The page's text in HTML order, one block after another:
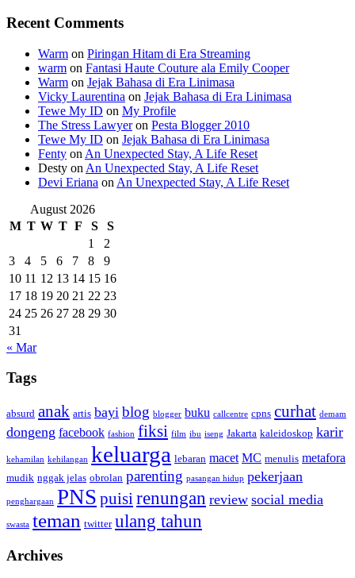
Recent Comments
Warm on Piringan Hitam di Era Streaming
warm on Fantasi Haute Couture ala Emily Cooper
Warm on Jejak Bahasa di Era Linimasa
Vicky Laurentina on Jejak Bahasa di Era Linimasa
Tewe My ID on My Profile
The Stress Lawyeron Pesta Blogger 2010
Tewe My ID on Jejak Bahasa di Era Linimasa
Fenty on An Unexpected Stay, A Life Reset
Desty on An Unexpected Stay, A Life Reset
Devi Eriana on An Unexpected Stay, A Life Reset
August 2026
M T W T F S
S
1
2
3
4 5 6 7 8
9
10 11 12 13 14 15 16
17 18 19 20 21 22 23
24 25 26 27 28 29 30
31
« Mar
Tags
absurd anak artis bayi blog blogger buku callcentre cpns curhat demam
dongeng facebook fashion fiksi film ibu iseng Jakarta kaleidoskop karir
kehamilan kehilangan keluarga lebaran macet MC menulis metafora
mudik nggak jelas obrolan parenting pasangan hidup pekerjaan
penghargaan PNS puisirenungan review social media
swasta teman twitter ulang tahun
Archives